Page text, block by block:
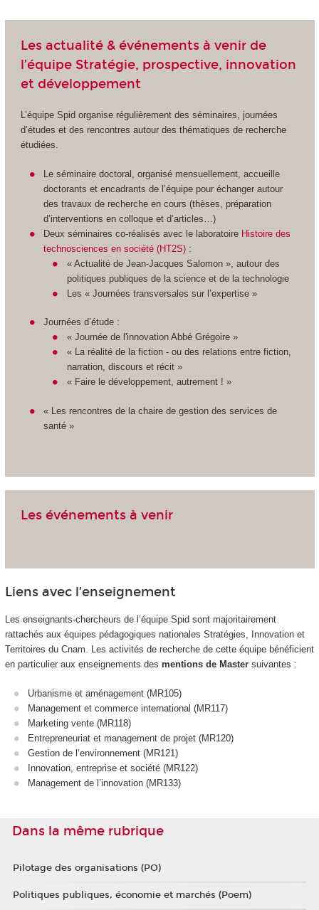
Les actualité & événements à venir de
l’équipe Stratégie, prospective, innovation
et développement
L’équipe Spid organise régulièrement des séminaires, journées
d’études et des rencontres autour des thématiques de recherche
étudiées.
Le séminaire doctoral, organisé mensuellement, accueille
doctorants et encadrants de l’équipe pour échanger autour
des travaux de recherche en cours (thèses, préparation
d’interventions en colloque et d’articles…)
Deux séminaires co-réalisés avec le laboratoire Histoire des
technosciences en société (HT2S) :
« Actualité de Jean-Jacques Salomon », autour des
politiques publiques de la science et de la technologie
Les « Journées transversales sur l’expertise »
Journées d’étude :
« Journée de l'innovation Abbé Grégoire »
« La réalité de la fiction - ou des relations entre fiction,
narration, discours et récit »
« Faire le développement, autrement ! »
« Les rencontres de la chaire de gestion des services de
santé »
Les événements à venir
Liens avec l’enseignement
Les enseignants-chercheurs de l’équipe Spid sont majoritairement
rattachés aux équipes pédagogiques nationales Stratégies, Innovation et
Territoires du Cnam. Les activités de recherche de cette équipe bénéficient
en particulier aux enseignements des mentions de Mastersuivantes :
Urbanisme et aménagement (MR105)
Management et commerce international (MR117)
Marketing vente (MR118)
Entrepreneuriat et management de projet (MR120)
Gestion de l’environnement (MR121)
Innovation, entreprise et société (MR122)
Management de l’innovation (MR133)
Dans la même rubrique
Pilotage des organisations (PO)
Politiques publiques, économie et marchés (Poem)